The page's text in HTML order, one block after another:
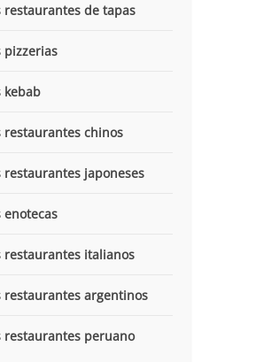
restaurantes de tapas
pizzerias
kebab
restaurantes chinos
restaurantes japoneses
enotecas
restaurantes italianos
restaurantes argentinos
restaurantes peruano